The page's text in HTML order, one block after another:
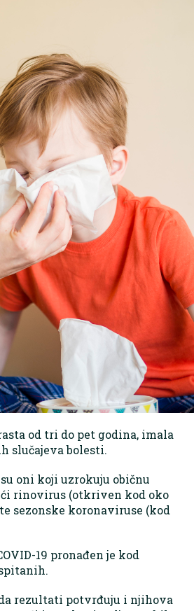
od tri do pet godina, imala
slučajeva bolesti.
oni koji uzrokuju običnu
rinovirus (otkriven kod oko
sezonske koronaviruse (kod
19 pronađen je kod
rezultati potvrđuju i njihova